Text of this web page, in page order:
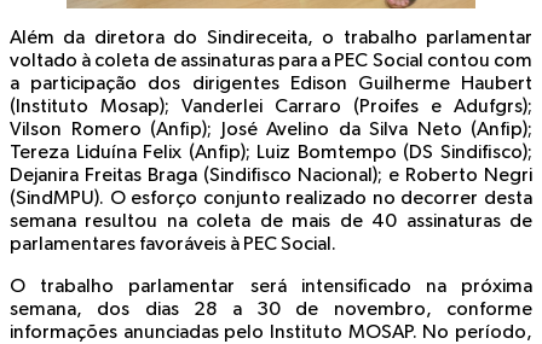
Além da diretora do Sindireceita, o trabalho parlamentar
voltado à coleta de assinaturas para a PEC Social contou com
a participação dos dirigentes Edison Guilherme Haubert
(Instituto Mosap); Vanderlei Carraro (Proifes e Adufgrs);
Vilson Romero (Anfip); José Avelino da Silva Neto (Anfip);
Tereza Liduína Felix (Anfip); Luiz Bomtempo (DS Sindifisco);
Dejanira Freitas Braga (Sindifisco Nacional); e Roberto Negri
(SindMPU). O esforço conjunto realizado no decorrer desta
semana resultou na coleta de mais de 40 assinaturas de
parlamentares favoráveis à PEC Social.
O trabalho parlamentar será intensificado na próxima
semana, dos dias 28 a 30 de novembro, conforme
informações anunciadas pelo Instituto MOSAP. No período,